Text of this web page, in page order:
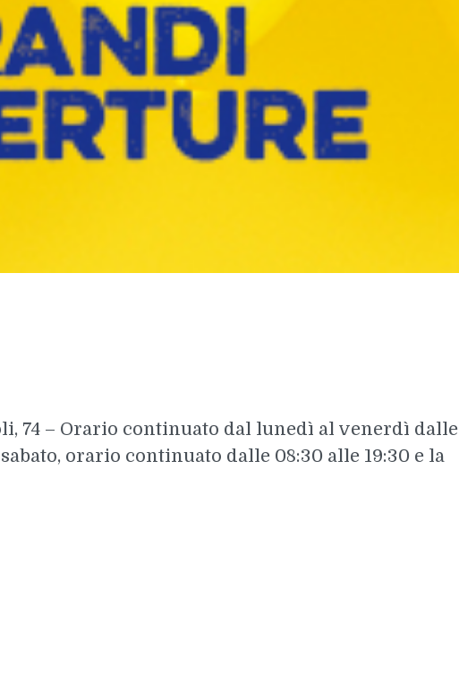
74 – Orario continuato dal lunedì al venerdì dalle
orario continuato dalle 08:30 alle 19:30 e la